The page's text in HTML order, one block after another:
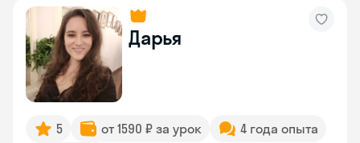
Дарья
5 от 1590 ₽ за урок
4 года опыта